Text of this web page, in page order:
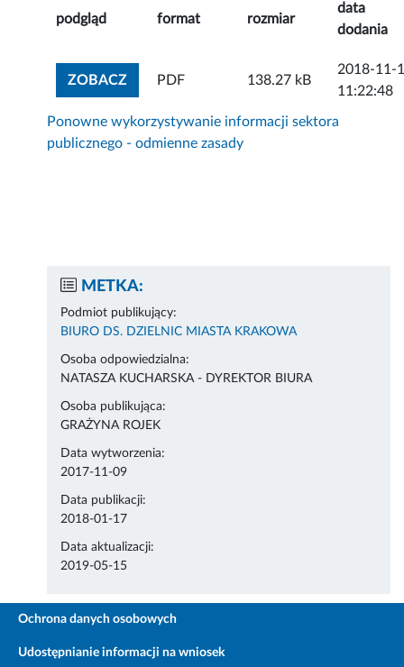
podgląd format rozmiar
data
dodania
ZOBACZZOBACZ ZAŁĄCZNIK
PDF 138.27 kB
2018-11-
11:22:48
Ponowne wykorzystywanie informacji sektora
publicznego - odmienne zasady
METKA:
Podmiot publikujący:
BIURO DS. DZIELNIC MIASTA KRAKOWA
Osoba odpowiedzialna:
NATASZA KUCHARSKA - DYREKTOR BIURA
Osoba publikująca:
GRAŻYNA ROJEK
Data wytworzenia:
2017-11-09
Data publikacji:
2018-01-17
Data aktualizacji:
2019-05-15
Ochrona danych osobowych
Udostępnianie informacji na wniosek